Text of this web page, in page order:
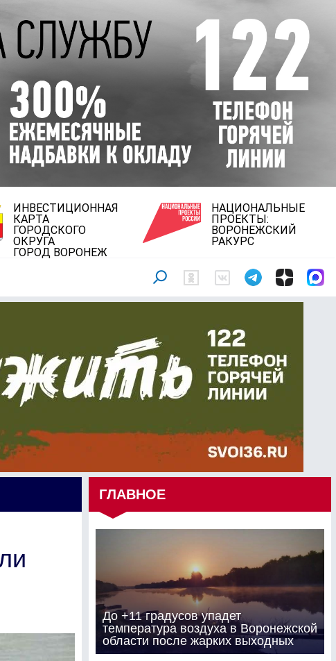
ИНВЕСТИЦИОННАЯ
КАРТА
ГОРОДСКОГО
ОКРУГА
ГОРОД ВОРОНЕЖ
НАЦИОНАЛЬНЫЕ
ПРОЕКТЫ:
ВОРОНЕЖСКИЙ
РАКУРС
ГЛАВНОЕ
До +11 градусов упадет
температура воздуха в Воронежской
области после жарких выходных